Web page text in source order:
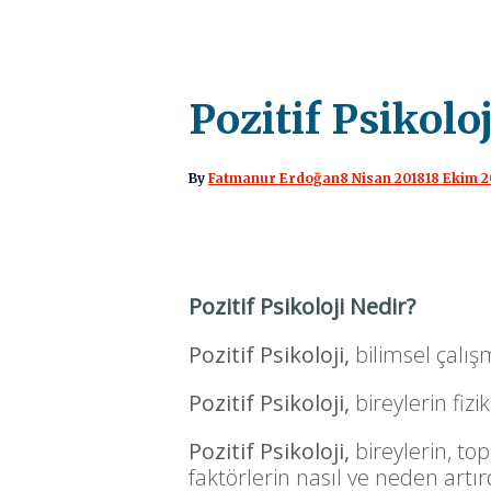
Pozitif
By Fatmanur Erdoğan8 Nisan 201818 Ekim
Pozitif Psikoloji Nedir?
Pozitif Psikoloji, bilimsel
Pozitif Psikoloji, bireylerin
Pozitif Psikoloji, bireylerin,
faktörlerin nasıl ve neden